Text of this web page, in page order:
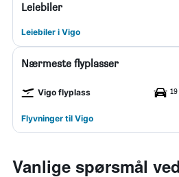
Leiebiler
Leiebiler i Vigo
Nærmeste flyplasser
Vigo flyplass
Flyvninger til Vigo
Vanlige spørsmål